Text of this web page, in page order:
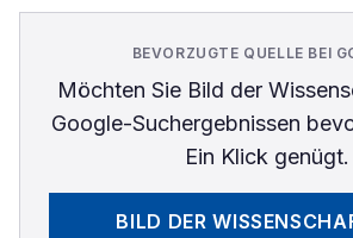
BEVORZUGTE QUELLE BEI
Möchten Sie Bild der
Google-Suchergebnissen
Ein Klick genügt.
BILD DER